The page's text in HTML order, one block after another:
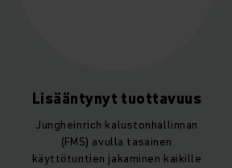
Optimoitu ajanhallinta
Joustava kaluston säätö FMS:n
kustannus- ja hyötyanalyysien
perusteella.